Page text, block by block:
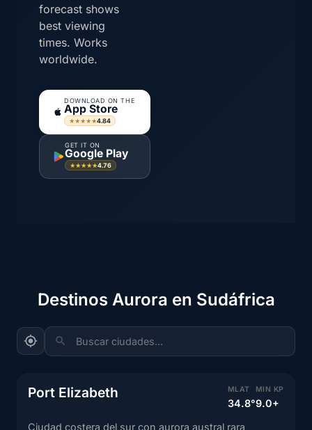
forecast shows
best viewing
times. Works
worldwide.
DOWNLOAD ON THE
App Store
★★★★★4.84
GET IT ON
Google Play
★★★★★4.76
Destinos Aurora en Sudáfrica
Buscar ciudades...
Port Elizabeth MLAT
34.8°
MIN KP
9.0+
Ciudad costera del sur con aurora austral rara